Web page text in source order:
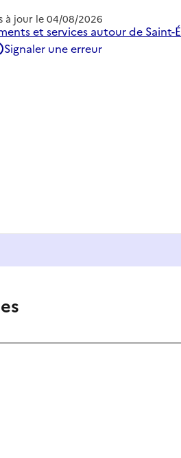
à jour le 04/08/2026
et services autour de Saint-
Signaler une erreur